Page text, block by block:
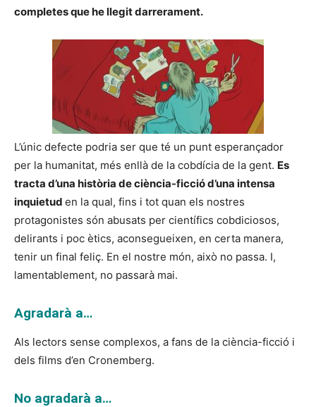
completes que he llegit darrerament.
L’únic defecte podria ser que té un punt esperançador
per la humanitat, més enllà de la cobdícia de la gent. Es
tracta d’una història de ciència-ficció d’una intensa
inquietud en la qual, fins i tot quan els nostres
protagonistes són abusats per científics cobdiciosos,
delirants i poc ètics, aconsegueixen, en certa manera,
tenir un final feliç. En el nostre món, això no passa. I,
lamentablement, no passarà mai.
Agradarà a…
Als lectors sense complexos, a fans de la ciència-ficció i
dels films d’en Cronemberg.
No agradarà a…